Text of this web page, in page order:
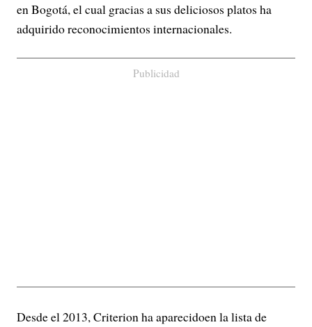
en Bogotá, el cual gracias a sus deliciosos platos ha
adquirido reconocimientos internacionales.
Publicidad
Desde el 2013, Criterion ha aparecidoen la lista de